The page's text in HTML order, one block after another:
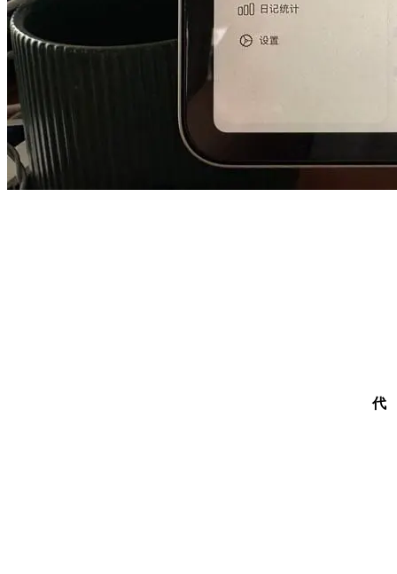
代